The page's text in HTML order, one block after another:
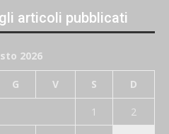
articoli pubblicati
2026
G V S D
1
2